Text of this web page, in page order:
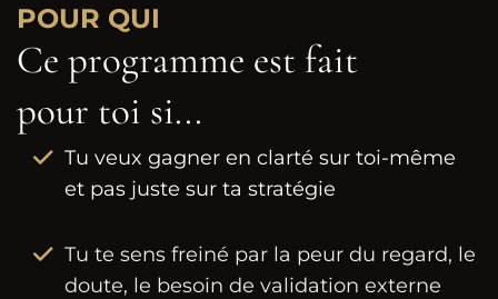
POUR QUI
Ce programme est fait
pour toi si...
Tu veux gagner en clarté sur toi-même
et pas juste sur ta stratégie
Tu te sens freiné par la peur du regard, le
doute, le besoin de validation externe